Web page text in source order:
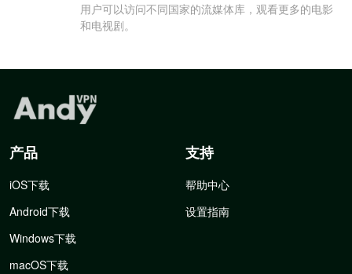
用户可以访问不同国家的流媒体库，观看更多的电影
和电视剧。
产品
iOS下载
Android下载
Windows下载
macOS下载
支持
帮助中心
设置指南